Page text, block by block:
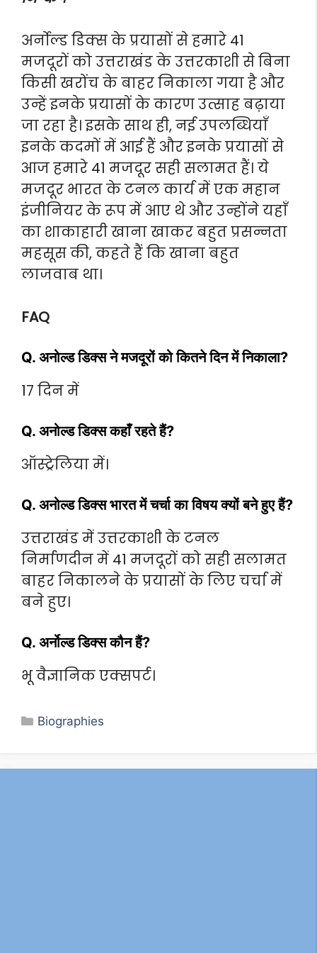
अर्नोल्ड डिक्स के प्रयासों से हमारे 41
मजदूरों को उत्तराखंड के उत्तरकाशी से बिना
किसी खरोंच के बाहर निकाला गया है और
उन्हें इनके प्रयासों के कारण उत्साह बढ़ाया
जा रहा है। इसके साथ ही, नई उपलब्धियाँ
इनके कदमों में आई हैं और इनके प्रयासों से
आज हमारे 41 मजदूर सही सलामत हैं। ये
मजदूर भारत के टनल कार्य में एक महान
इंजीनियर के रूप में आए थे और उन्होंने यहाँ
का शाकाहारी खाना खाकर बहुत प्रसन्नता
महसूस की, कहते हैं कि खाना बहुत
लाजवाब था।
FAQ
Q. अनोल्ड डिक्स ने मजदूरों को कितने दिन में निकाला?
17 दिन में
Q. अनोल्ड डिक्स कहाँ रहते हैं?
ऑस्ट्रेलिया में।
Q. अनोल्ड डिक्स भारत में चर्चा का विषय क्यों बने हुए हैं?
उत्तराखंड में उत्तरकाशी के टनल
निर्माणदीन में 41 मजदूरों को सही सलामत
बाहर निकालने के प्रयासों के लिए चर्चा में
बने हुए।
Q. अर्नोल्ड डिक्स कौन हैं?
भू वैज्ञानिक एक्सपर्ट।
Categories
Biographies